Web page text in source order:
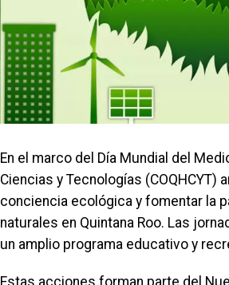
En el marco del Día Mundial del
Ciencias y Tecnologías
conciencia ecológica y fomentar la
naturales en Quintana Roo. Las
un amplio programa educativo y
Estas acciones forman parte del